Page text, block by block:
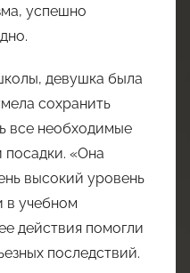
успешно
девушка была
сохранить
все необходимые
посадки. «Она
высокий уровень
в учебном
действия помогли
последствий.